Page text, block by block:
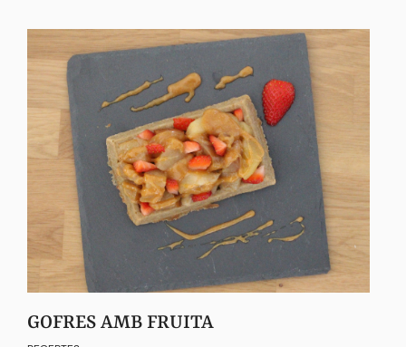
GOFRES AMB FRUITA